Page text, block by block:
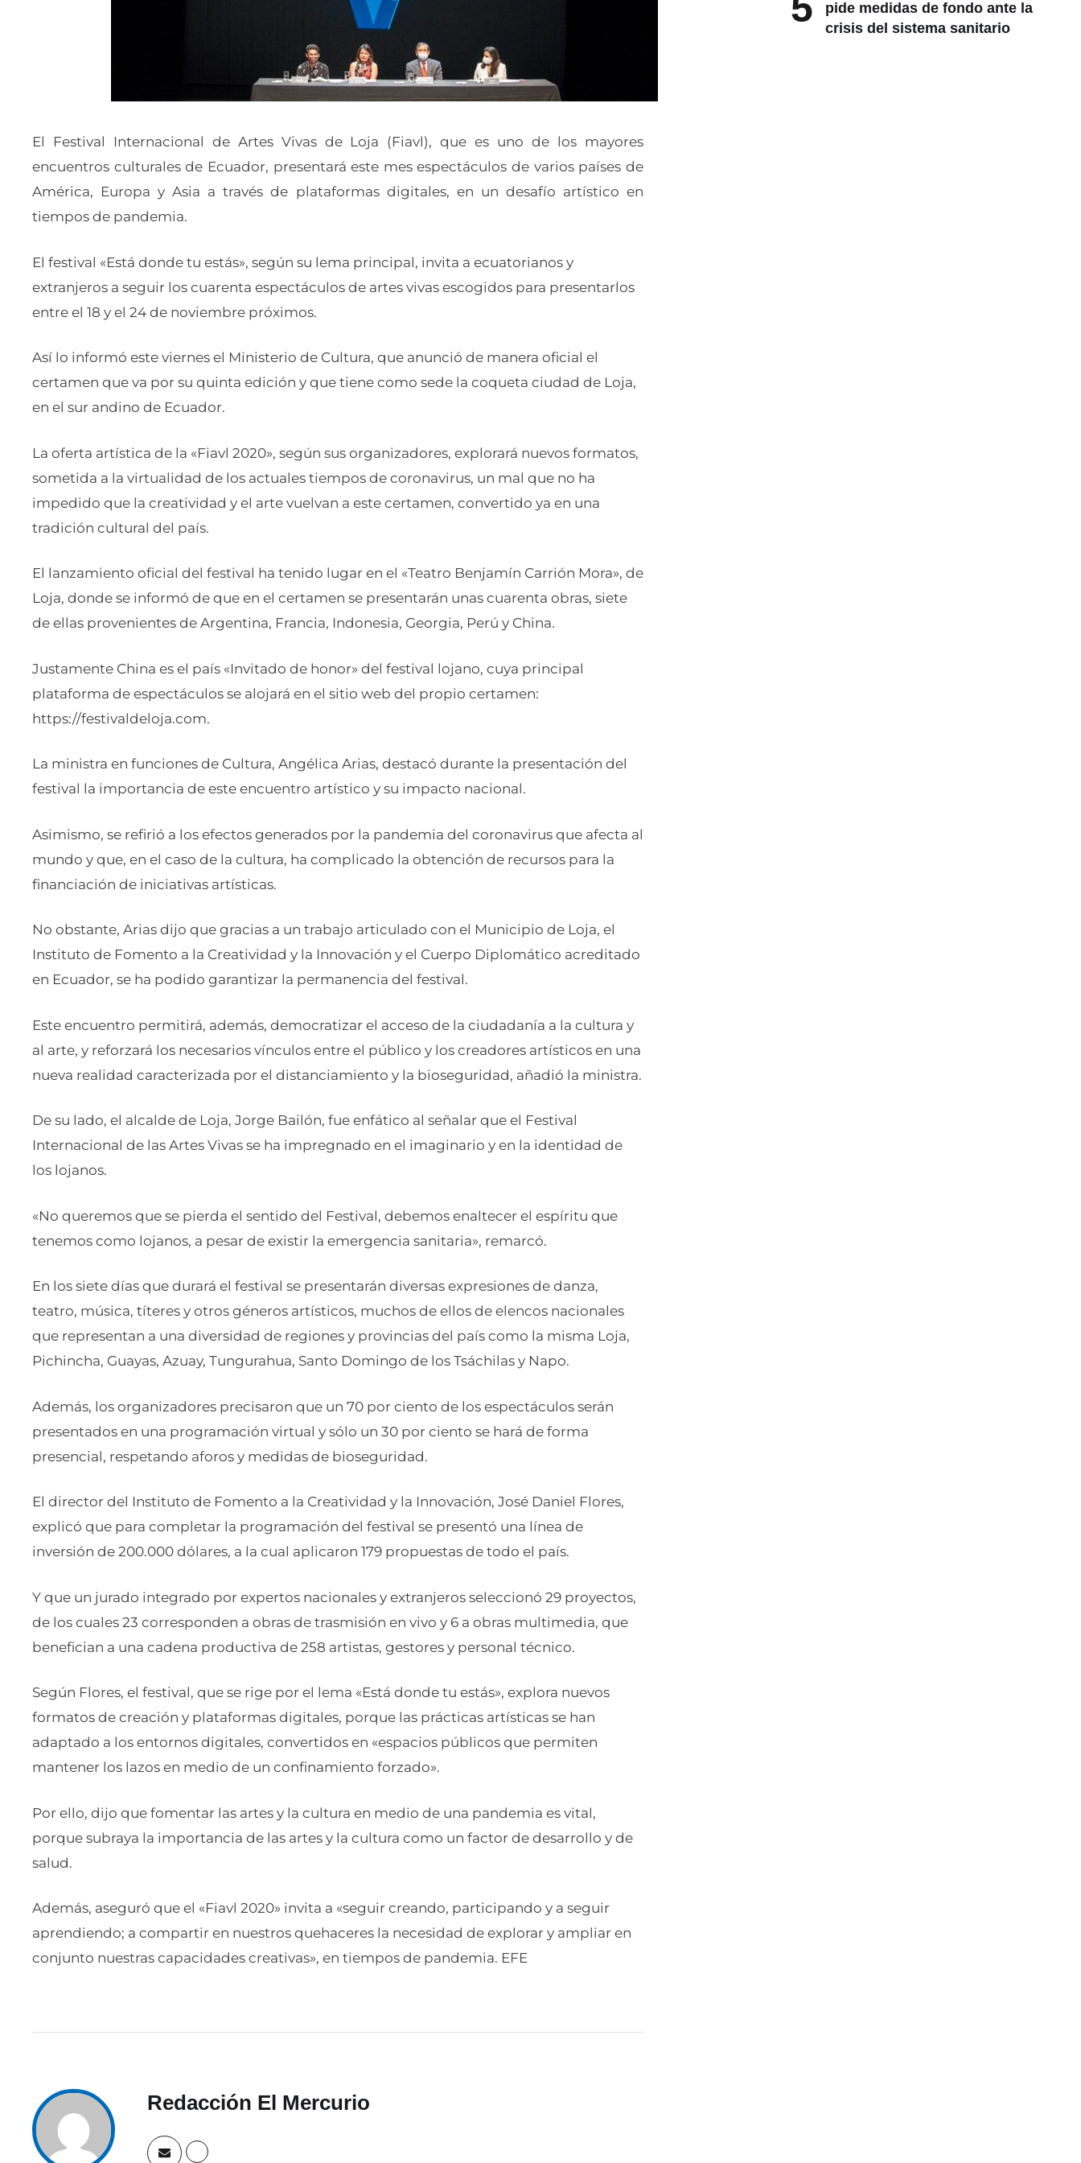
El Festival Internacional de Artes Vivas de Loja (Fiavl), que es uno de los mayores
encuentros culturales de Ecuador, presentará este mes espectáculos de varios países de
América, Europa y Asia a través de plataformas digitales, en un desafío artístico en
tiempos de pandemia.
El festival «Está donde tu estás», según su lema principal, invita a ecuatorianos y
extranjeros a seguir los cuarenta espectáculos de artes vivas escogidos para presentarlos
entre el 18 y el 24 de noviembre próximos.
Así lo informó este viernes el Ministerio de Cultura, que anunció de manera oficial el
certamen que va por su quinta edición y que tiene como sede la coqueta ciudad de Loja,
en el sur andino de Ecuador.
La oferta artística de la «Fiavl 2020», según sus organizadores, explorará nuevos formatos,
sometida a la virtualidad de los actuales tiempos de coronavirus, un mal que no ha
impedido que la creatividad y el arte vuelvan a este certamen, convertido ya en una
tradición cultural del país.
El lanzamiento oficial del festival ha tenido lugar en el «Teatro Benjamín Carrión Mora», de
Loja, donde se informó de que en el certamen se presentarán unas cuarenta obras, siete
de ellas provenientes de Argentina, Francia, Indonesia, Georgia, Perú y China.
Justamente China es el país «Invitado de honor» del festival lojano, cuya principal
plataforma de espectáculos se alojará en el sitio web del propio certamen:
https://festivaldeloja.com.
La ministra en funciones de Cultura, Angélica Arias, destacó durante la presentación del
festival la importancia de este encuentro artístico y su impacto nacional.
Asimismo, se refirió a los efectos generados por la pandemia del coronavirus que afecta al
mundo y que, en el caso de la cultura, ha complicado la obtención de recursos para la
financiación de iniciativas artísticas.
No obstante, Arias dijo que gracias a un trabajo articulado con el Municipio de Loja, el
Instituto de Fomento a la Creatividad y la Innovación y el Cuerpo Diplomático acreditado
en Ecuador, se ha podido garantizar la permanencia del festival.
Este encuentro permitirá, además, democratizar el acceso de la ciudadanía a la cultura y
al arte, y reforzará los necesarios vínculos entre el público y los creadores artísticos en una
nueva realidad caracterizada por el distanciamiento y la bioseguridad, añadió la ministra.
De su lado, el alcalde de Loja, Jorge Bailón, fue enfático al señalar que el Festival
Internacional de las Artes Vivas se ha impregnado en el imaginario y en la identidad de
los lojanos.
«No queremos que se pierda el sentido del Festival, debemos enaltecer el espíritu que
tenemos como lojanos, a pesar de existir la emergencia sanitaria», remarcó.
En los siete días que durará el festival se presentarán diversas expresiones de danza,
teatro, música, títeres y otros géneros artísticos, muchos de ellos de elencos nacionales
que representan a una diversidad de regiones y provincias del país como la misma Loja,
Pichincha, Guayas, Azuay, Tungurahua, Santo Domingo de los Tsáchilas y Napo.
Además, los organizadores precisaron que un 70 por ciento de los espectáculos serán
presentados en una programación virtual y sólo un 30 por ciento se hará de forma
presencial, respetando aforos y medidas de bioseguridad.
El director del Instituto de Fomento a la Creatividad y la Innovación, José Daniel Flores,
explicó que para completar la programación del festival se presentó una línea de
inversión de 200.000 dólares, a la cual aplicaron 179 propuestas de todo el país.
Y que un jurado integrado por expertos nacionales y extranjeros seleccionó 29 proyectos,
de los cuales 23 corresponden a obras de trasmisión en vivo y 6 a obras multimedia, que
benefician a una cadena productiva de 258 artistas, gestores y personal técnico.
Según Flores, el festival, que se rige por el lema «Está donde tu estás», explora nuevos
formatos de creación y plataformas digitales, porque las prácticas artísticas se han
adaptado a los entornos digitales, convertidos en «espacios públicos que permiten
mantener los lazos en medio de un confinamiento forzado».
Por ello, dijo que fomentar las artes y la cultura en medio de una pandemia es vital,
porque subraya la importancia de las artes y la cultura como un factor de desarrollo y de
salud.
Además, aseguró que el «Fiavl 2020» invita a «seguir creando, participando y a seguir
aprendiendo; a compartir en nuestros quehaceres la necesidad de explorar y ampliar en
conjunto nuestras capacidades creativas», en tiempos de pandemia. EFE
Redacción El Mercurio
pide medidas de fondo ante la
crisis del sistema sanitario